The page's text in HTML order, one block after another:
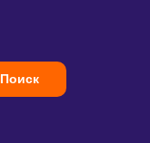
Поиск